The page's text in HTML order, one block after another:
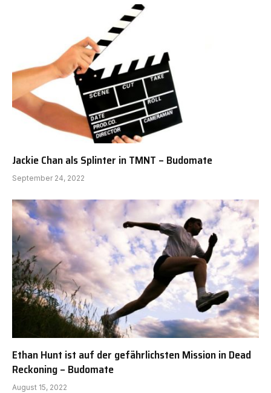
Jackie Chan als Splinter in TMNT – Budomate
September 24, 2022
Ethan Hunt ist auf der gefährlichsten Mission in Dead
Reckoning – Budomate
August 15, 2022